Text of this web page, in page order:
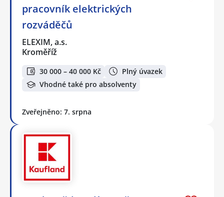
pracovník elektrických
rozváděčů
ELEXIM, a.s.
Kroměříž
30 000 – 40 000 Kč
Plný úvazek
Vhodné také pro absolventy
Zveřejněno: 7. srpna